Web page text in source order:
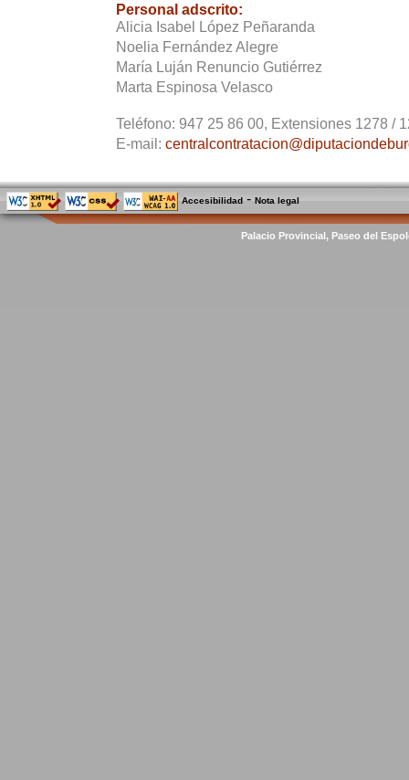
Personal adscrito:
Alicia Isabel López Peñaranda
Noelia Fernández Alegre
María Luján Renuncio Gutiérrez
Marta Espinosa Velasco
Teléfono: 947 25 86 00, Extensiones 1278 /
E-mail:
Accesibilidad -Nota legal
Palacio Provincial, Paseo del